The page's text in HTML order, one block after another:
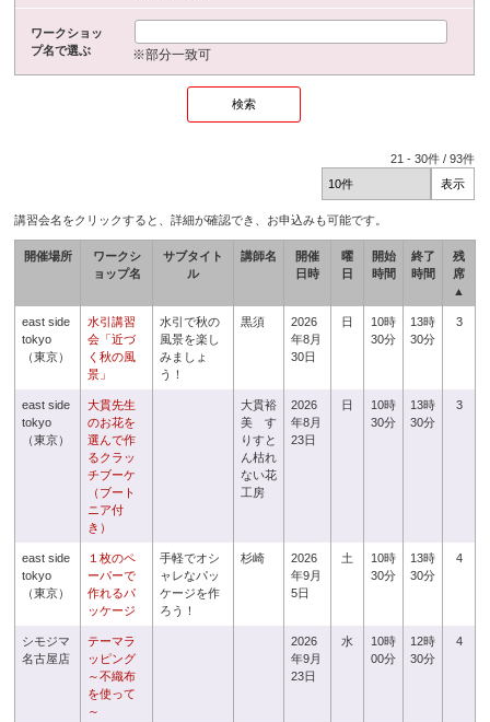
ワークショッ
プ名で選ぶ
※部分一致可
21 -30件 /93件
講習会名をクリックすると、詳細が確認でき、お申込みも可能です。
開催場所
ワークシ
ョップ名
サブタイト
ル
講師名
開催
日時
曜
日
開始
時間
終了
時間
残
席
▲
east side
tokyo
（東京）
水引講習
会「近づ
く秋の風
景」
水引で秋の
風景を楽し
みましょ
う！
黒須
2026
年8月
30日
日
10時
30分
13時
30分
3
east side
tokyo
（東京）
大貫先生
のお花を
選んで作
るクラッ
チブーケ
（ブート
ニア付
き）
大貫裕
美 す
りすと
ん枯れ
ない花
工房
2026
年8月
23日
日
10時
30分
13時
30分
3
east side
tokyo
（東京）
１枚のペ
ーパーで
作れるパ
ッケージ
手軽でオシ
ャレなパッ
ケージを作
ろう！
杉崎
2026
年9月
5日
土
10時
30分
13時
30分
4
シモジマ
名古屋店
テーマラ
ッピング
～不織布
を使って
～
2026
年9月
23日
水
10時
00分
12時
30分
4